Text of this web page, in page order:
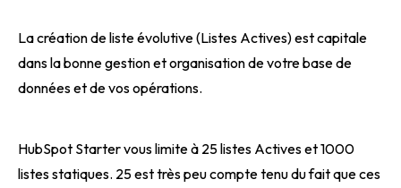
La création de liste évolutive (Listes Actives) est capitale
dans la bonne gestion et organisation de votre base de
données et de vos opérations.
HubSpot Starter vous limite à 25 listes Actives et 1000
listes statiques. 25 est très peu compte tenu du fait que ces